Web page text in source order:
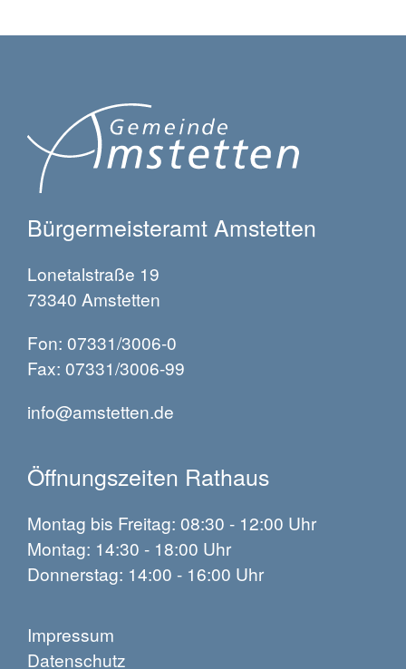
Bürgermeisteramt Amstetten
Lonetalstraße 19
73340 Amstetten
Fon: 07331/3006-0
Fax: 07331/3006-99
info@amstetten.de
Öffnungszeiten Rathaus
Montag bis Freitag: 08:30 - 12:00 Uhr
Montag: 14:30 - 18:00 Uhr
Donnerstag: 14:00 - 16:00 Uhr
Impressum
Datenschutz